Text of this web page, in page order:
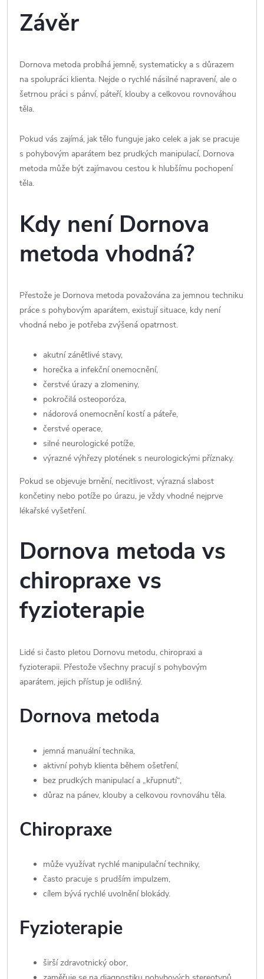
Závěr
Dornova metoda probíhá jemně, systematicky a s důrazem
na spolupráci klienta. Nejde o rychlé násilné napravení, ale o
šetrnou práci s pánví, páteří, klouby a celkovou rovnováhou
těla.
Pokud vás zajímá, jak tělo funguje jako celek a jak se pracuje
s pohybovým aparátem bez prudkých manipulací, Dornova
metoda může být zajímavou cestou k hlubšímu pochopení
těla.
Kdy není Dornova
metoda vhodná?
Přestože je Dornova metoda považována za jemnou techniku
práce s pohybovým aparátem, existují situace, kdy není
vhodná nebo je potřeba zvýšená opatrnost.
akutní zánětlivé stavy,
horečka a infekční onemocnění,
čerstvé úrazy a zlomeniny,
pokročilá osteoporóza,
nádorová onemocnění kostí a páteře,
čerstvé operace,
silné neurologické potíže,
výrazné výhřezy plotének s neurologickými příznaky.
Pokud se objevuje brnění, necitlivost, výrazná slabost
končetiny nebo potíže po úrazu, je vždy vhodné nejprve
lékařské vyšetření.
Dornova metoda vs
chiropraxe vs
fyzioterapie
Lidé si často pletou Dornovu metodu, chiropraxi a
fyzioterapii. Přestože všechny pracují s pohybovým
aparátem, jejich přístup je odlišný.
Dornova metoda
jemná manuální technika,
aktivní pohyb klienta během ošetření,
bez prudkých manipulací a „křupnutí“,
důraz na pánev, klouby a celkovou rovnováhu těla.
Chiropraxe
může využívat rychlé manipulační techniky,
často pracuje s prudším impulzem,
cílem bývá rychlé uvolnění blokády.
Fyzioterapie
širší zdravotnický obor,